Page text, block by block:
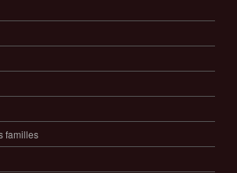
familles